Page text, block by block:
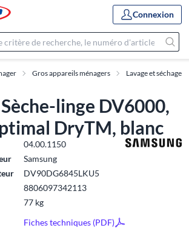
Connexion
Gros appareils ménagers Lavage et séchage
linge DV6000,
DryTM, blanc
04.00.1150
Samsung
DV90DG6845LKU5
8806097342113
77 kg
Fiches techniques (PDF)